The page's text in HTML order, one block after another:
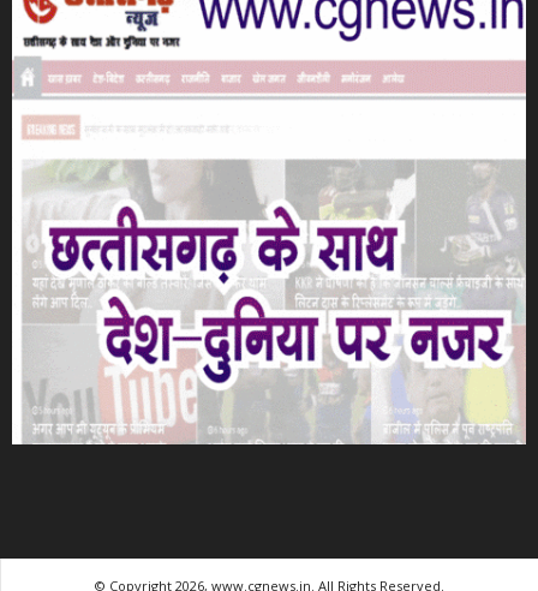
© Copyright 2026, www.cgnews.in. All Rights Reserved.